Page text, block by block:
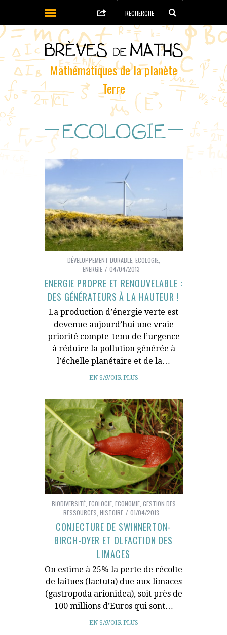
Mathématiques de la planète
Terre
ECOLOGIE
DÉVELOPPEMENT DURABLE, ECOLOGIE,
ENERGIE
04/04/2013
ENERGIE PROPRE ET RENOUVELABLE :
DES GÉNÉRATEURS À LA HAUTEUR !
La production d’énergie verte est
devenue aujourd’hui une vraie
priorité compte-tenu de l’urgence
à réduire la pollution générée à
l’échelle planétaire et de la…
EN SAVOIR PLUS
BIODIVERSITÉ, ECOLOGIE, ECONOMIE, GESTION DES
RESSOURCES HISTOIRE 01/04/2013
CONJECTURE DE SWINNERTON-
BIRCH-DYER ET OLFACTION DES
LIMACES
On estime à 25% la perte de récolte
de laitues (lactuta) due aux limaces
(gastropoda arionidea), soit près de
100 millions d’Euros qui sont…
EN SAVOIR PLUS